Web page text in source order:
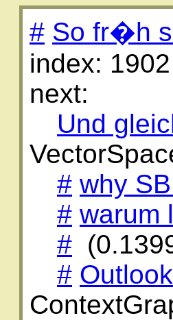
# So fr�h
index: 1902
next:
Und
# why
# warum
#
#